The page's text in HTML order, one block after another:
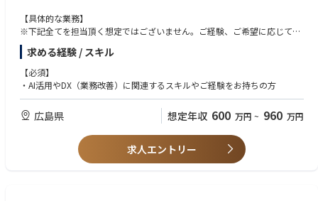
【具体的な業務】
※下記全てを担当頂く想定ではございません。ご経験、ご希望に応じてミ
ッションやお任せする業務について検討させていただきます。
・基幹系/業務系システムの企画や改善、導入、運用サポート
・現場（物流／営業）との要件取りまとめや調整業務、プロジェクト管理
・インフラ（ネットワークやサーバ）の運用管理、ベンダーコントロール
画推進 等
求める経験 / スキル
【必須】
・AI活用やDX（業務改善）に関連するスキルやご経験をお持ちの方
広島県 想定年収 600 万円 ~ 960 万円
求人エントリー